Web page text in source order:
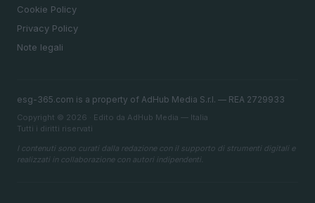
Cookie Policy
Privacy Policy
Note legali
esg-365.com is a property of AdHub Media S.r.l. — REA 2729933
Copyright © 2026 · Edito da AdHub Media — Italia
Tutti i diritti riservati
I contenuti sono curati dalla redazione con il supporto di strumenti digitali e
realizzati in collaborazione con autori indipendenti.